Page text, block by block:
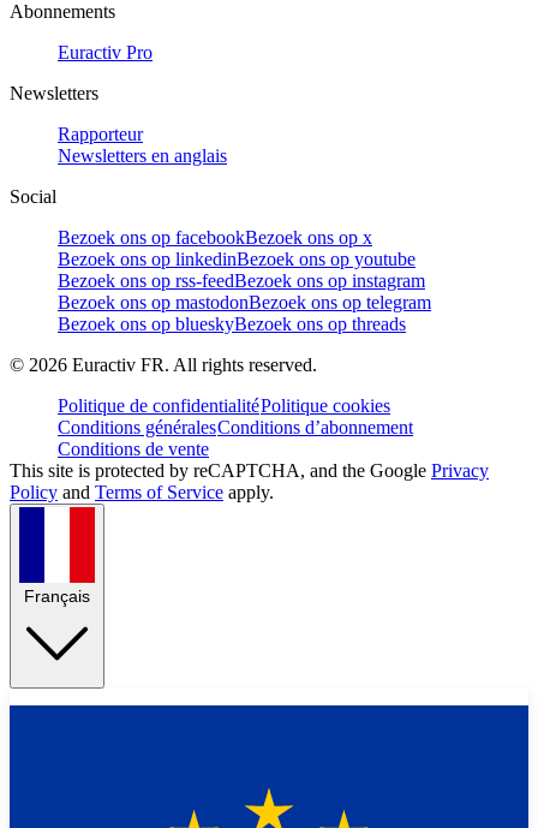
Abonnements
Euractiv Pro
Newsletters
Rapporteur
Newsletters en anglais
Social
Bezoek ons op facebookBezoek ons op x
Bezoek ons op linkedinBezoek ons op youtube
Bezoek ons op rss-feedBezoek ons op instagram
Bezoek ons op mastodonBezoek ons op telegram
Bezoek ons op blueskyBezoek ons op threads
© 2026 Euractiv FR. All rights reserved.
Politique de confidentialitéPolitique cookies
Conditions généralesConditions d’abonnement
Conditions de vente
This site is protected by reCAPTCHA, and the Google Privacy
Policy and Terms of Service apply.
Français